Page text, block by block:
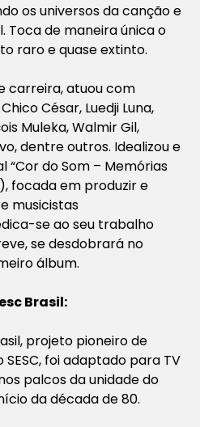
os universos da canção e
Toca de maneira única o
raro e quase extinto.
carreira, atuou com
César, Luedji Luna,
Muleka, Walmir Gil,
dentre outros. Idealizou e
“Cor do Som – Memórias
focada em produzir e
musicistas
se ao seu trabalho
se desdobrará no
álbum.
Brasil:
projeto pioneiro de
foi adaptado para TV
palcos da unidade do
da década de 80.